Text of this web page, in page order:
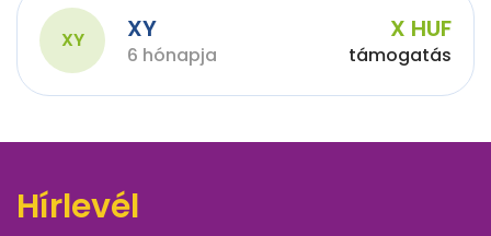
XY XY
6 hónapja
X HUF
támogatás
Hírlevél